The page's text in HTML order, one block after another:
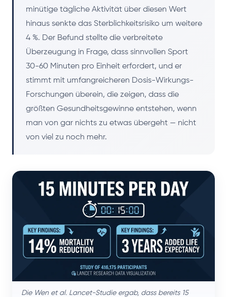
minütige tägliche Aktivität über diesen Wert
hinaus senkte das Sterblichkeitsrisiko um weitere
4 %. Der Befund stellte die verbreitete
Überzeugung in Frage, dass sinnvollen Sport
30-60 Minuten pro Einheit erfordert, und er
stimmt mit umfangreicheren Dosis-Wirkungs-
Forschungen überein, die zeigen, dass die
größten Gesundheitsgewinne entstehen, wenn
man von gar nichts zu etwas übergeht — nicht
von viel zu noch mehr.
Die Wen et al. Lancet-Studie ergab, dass bereits 15